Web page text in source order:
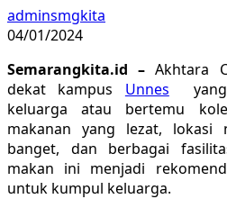
adminsmgkita
04/01/2024
Semarangkita.id –Akhtara
dekat kampus Unnes yang
keluarga atau bertemu
makanan yang lezat, lokasi
banget, dan berbagai
makan ini menjadi
untuk kumpul keluarga.